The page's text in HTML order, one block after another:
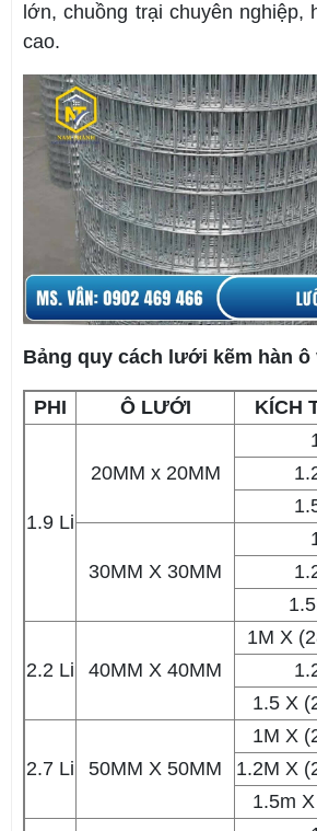
lớn, chuồng trại chuyên nghiệp,
cao.
Bảng quy cách lưới kẽm hàn ô
PHI Ô LƯỚI KÍCH
1.9 Li
20MM x 20MM
30MM X 30MM
2.2 Li 40MM X 40MM
1M X
1.5 X
2.7 Li 50MM X 50MM
1M X
1.2M X
1.5m